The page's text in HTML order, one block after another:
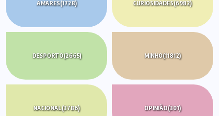
AMARES(1728) CURIOSIDADES(6982)
DESPORTO(2665) MINHO(11812)
NACIONAL(3786) OPINIÃO(301)